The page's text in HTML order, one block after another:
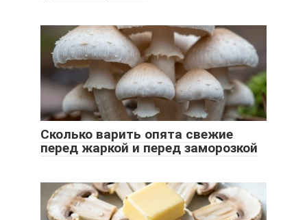
Сколько варить опята свежие
перед жаркой и перед заморозкой